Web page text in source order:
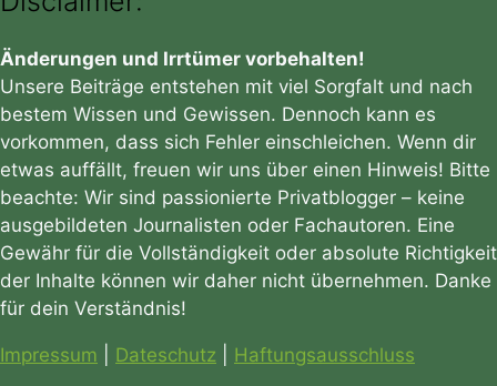
Änderungen und Irrtümer vorbehalten!
Unsere Beiträge entstehen mit viel Sorgfalt und nach
bestem Wissen und Gewissen. Dennoch kann es
vorkommen, dass sich Fehler einschleichen. Wenn dir
etwas auffällt, freuen wir uns über einen Hinweis! Bitte
beachte: Wir sind passionierte Privatblogger – keine
ausgebildeten Journalisten oder Fachautoren. Eine
Gewähr für die Vollständigkeit oder absolute Richtigkeit
der Inhalte können wir daher nicht übernehmen. Danke
für dein Verständnis!
Impressum Dateschutz Haftungsausschluss